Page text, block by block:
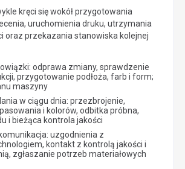
kręci się wokół przygotowania
uruchomienia druku, utrzymania
oraz przekazania stanowiska kolejnej
odprawa zmiany, sprawdzenie
przygotowanie podłoża, farb i form;
maszyny
w ciągu dnia: przezbrojenie,
i kolorów, odbitka próbna,
i bieżąca kontrola jakości
uzgodnienia z
kontakt z kontrolą jakości i
zgłaszanie potrzeb materiałowych